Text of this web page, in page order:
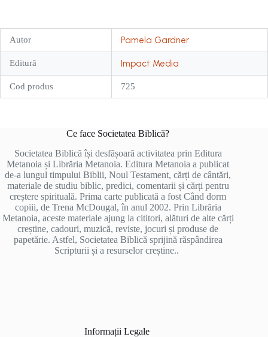
Autor Pamela Gardner
Editură Impact Media
Cod produs 725
Ce face Societatea Biblică?
Societatea Biblică își desfășoară activitatea prin Editura
Metanoia și Librăria Metanoia. Editura Metanoia a publicat
de-a lungul timpului Biblii, Noul Testament, cărți de cântări,
materiale de studiu biblic, predici, comentarii și cărți pentru
creștere spirituală. Prima carte publicată a fost Când dorm
copiii, de Trena McDougal, în anul 2002. Prin Librăria
Metanoia, aceste materiale ajung la cititori, alături de alte cărți
creștine, cadouri, muzică, reviste, jocuri și produse de
papetărie. Astfel, Societatea Biblică sprijină răspândirea
Scripturii și a resurselor creștine..
Informații Legale